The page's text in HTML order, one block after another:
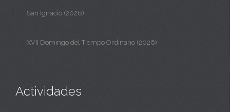
San Ignacio (2026)
XVII Domingo del Tiempo Ordinario (2026)
Actividades